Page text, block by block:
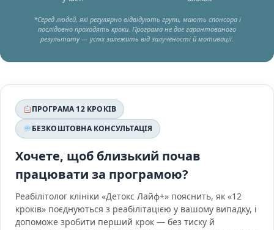
*Серед людей, які регулярно відвідують групи, мають спонсора і
послідовно проходять кроки. Програма не дає гарантованого
результату — успіх залежить від залученості й мотивації.
ПРОГРАМА 12 КРОКІВ
БЕЗКОШТОВНА КОНСУЛЬТАЦІЯ
Хочете, щоб близький почав
працювати за програмою?
Реабілітолог клініки «Детокс Лайф+» пояснить, як «12
кроків» поєднуються з реабілітацією у вашому випадку, і
допоможе зробити перший крок — без тиску й